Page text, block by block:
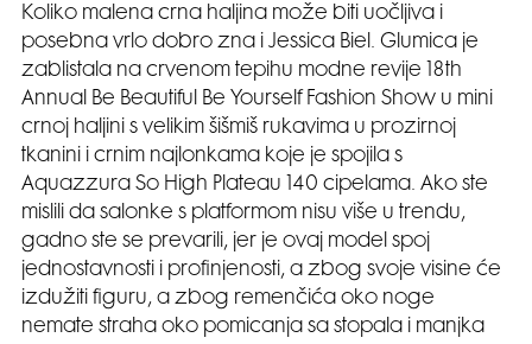
Koliko malena crna haljina može biti uočljiva i
posebna vrlo dobro zna i Jessica Biel. Glumica je
zablistala na crvenom tepihu modne revije 18th
Annual Be Beautiful Be Yourself Fashion Show u mini
crnoj haljini s velikim šišmiš rukavima u prozirnoj
tkanini i crnim najlonkama koje je spojila s
Aquazzura So High Plateau 140 cipelama. Ako ste
mislili da salonke s platformom nisu više u trendu,
gadno ste se prevarili, jer je ovaj model spoj
jednostavnosti i profinjenosti, a zbog svoje visine će
izdužiti figuru, a zbog remenčića oko noge
nemate straha oko pomicanja sa stopala i manjka